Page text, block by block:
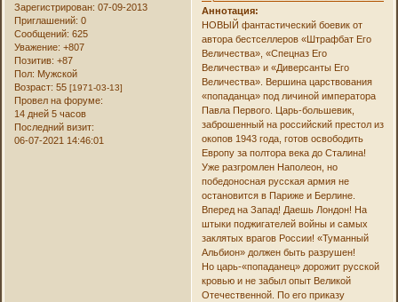
Зарегистрирован: 07-09-2013
Приглашений: 0
Сообщений: 625
Уважение: +807
Позитив: +87
Пол: Мужской
Возраст: 55[1971-03-13]
Провел на форуме:
14 дней 5 часов
Последний визит:
06-07-2021 14:46:01
Аннотация:
НОВЫЙ фантастический боевик от
автора бестселлеров «Штрафбат Его
Величества», «Спецназ Его
Величества» и «Диверсанты Его
Величества». Вершина царствования
«попаданца» под личиной императора
Павла Первого. Царь-большевик,
заброшенный на российский престол из
окопов 1943 года, готов освободить
Европу за полтора века до Сталина!
Уже разгромлен Наполеон, но
победоносная русская армия не
остановится в Париже и Берлине.
Вперед на Запад! Даешь Лондон! На
штыки поджигателей войны и самых
заклятых врагов России! «Туманный
Альбион» должен быть разрушен!
Но царь-«попаданец» дорожит русской
кровью и не забыл опыт Великой
Отечественной. По его приказу